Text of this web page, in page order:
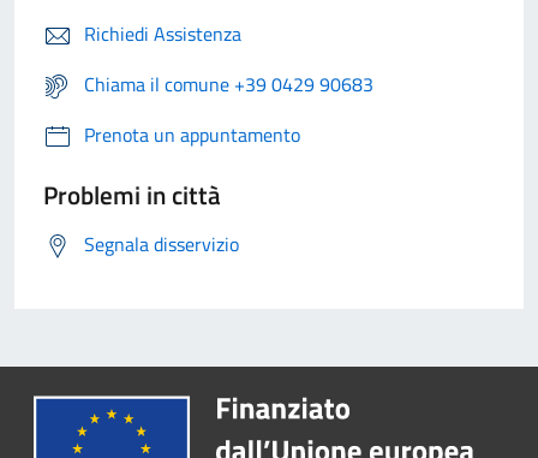
Richiedi Assistenza
Chiama il comune +39 0429 90683
Prenota un appuntamento
Problemi in città
Segnala disservizio